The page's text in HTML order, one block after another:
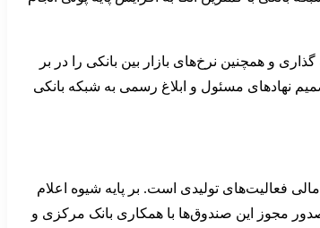
و همچنین نرخ‌های بازار بین بانکی را در بر
نهادهای مسئول و ابلاغ رسمی به شبکه بانکی
فعالیت‌های تولیدی است. بر پایه شیوه اعلام
مجوز این صندوق‌ها با همکاری بانک مرکزی و